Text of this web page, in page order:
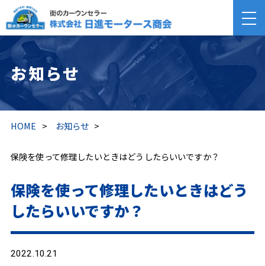
お知らせ
HOME > お知らせ >
保険を使って修理したいときはどうしたらいいですか？
保険を使って修理したいときはどう
したらいいですか？
2022.10.21